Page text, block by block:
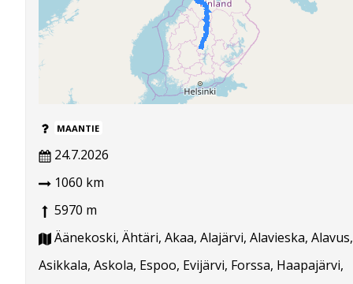
MAANTIE
24.7.2026
1060 km
5970 m
Äänekoski, Ähtäri, Akaa, Alajärvi, Alavieska, Alavus,
Asikkala, Askola, Espoo, Evijärvi, Forssa, Haapajärvi,